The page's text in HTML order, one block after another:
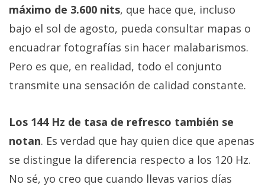
máximo de 3.600 nits, que hace que, incluso
bajo el sol de agosto, pueda consultar mapas o
encuadrar fotografías sin hacer malabarismos.
Pero es que, en realidad, todo el conjunto
transmite una sensación de calidad constante.
Los 144 Hz de tasa de refresco también se
notan. Es verdad que hay quien dice que apenas
se distingue la diferencia respecto a los 120 Hz.
No sé, yo creo que cuando llevas varios días